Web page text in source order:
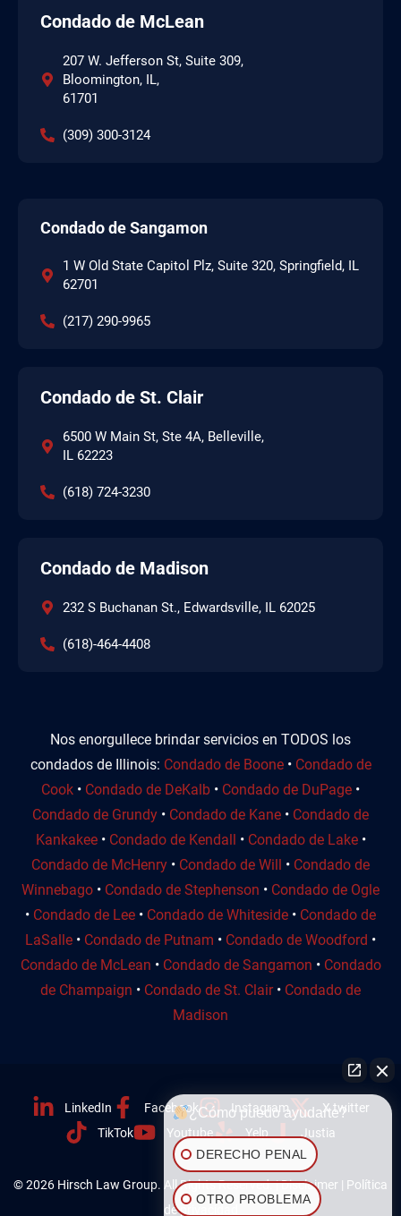
Condado de McLean
207 W. Jefferson St, Suite 309,
Bloomington, IL,
61701
(309) 300-3124
Condado de Sangamon
1 W Old State Capitol Plz, Suite 320, Springfield, IL
62701
(217) 290-9965
Condado de St. Clair
6500 W Main St, Ste 4A, Belleville,
IL 62223
(618) 724-3230
Condado de Madison
232 S Buchanan St., Edwardsville, IL 62025
(618)-464-4408
Nos enorgullece brindar servicios en TODOS los
condados de Illinois: Condado de Boone• Condado de
Cook • Condado de DeKalb • Condado de DuPage •
Condado de Grundy • Condado de Kane • Condado de
Kankakee• Condado de Kendall • Condado de Lake•
Condado de McHenry • Condado de Will • Condado de
Winnebago • Condado de Stephenson • Condado de Ogle
• Condado de Lee • Condado de Whiteside • Condado de
LaSalle • Condado de Putnam • Condado de Woodford •
Condado de McLean • Condado de Sangamon • Condado
de Champaign • Condado de St. Clair• Condado de
Madison
LinkedIn Facebook Instagram
X twitter
TikTok
Youtube Yelp Justia
© 2026 Hirsch Law Group. All Rights Reserved. |Disclaimer | Política
de privacidad
¿Cómo puedo ayudarte?
DERECHO PENAL
OTRO PROBLEMA